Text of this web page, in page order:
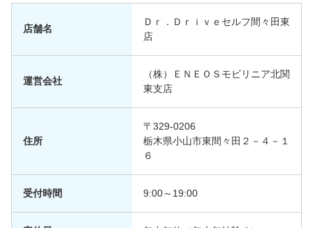
店舗名
Ｄｒ．Ｄｒｉｖｅセルフ間々田東
店
運営会社
（株）ＥＮＥＯＳモビリニア北関
東支店
住所
〒329-0206
栃木県小山市東間々田２－４－１
６
受付時間 9:00～19:00